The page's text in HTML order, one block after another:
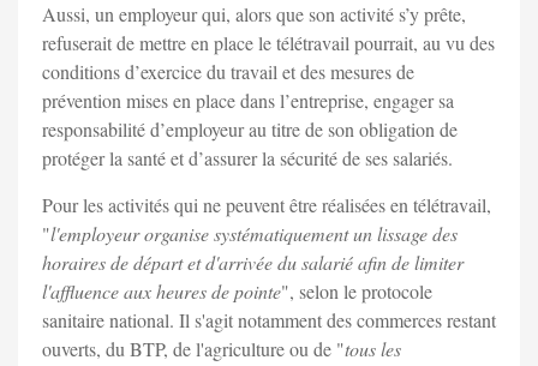
Aussi, un employeur qui, alors que son activité s’y prête,
refuserait de mettre en place le télétravail pourrait, au vu des
conditions d’exercice du travail et des mesures de
prévention mises en place dans l’entreprise, engager sa
responsabilité d’employeur au titre de son obligation de
protéger la santé et d’assurer la sécurité de ses salariés.
Pour les activités qui ne peuvent être réalisées en télétravail,
"l'employeur organise systématiquement un lissage des
horaires de départ et d'arrivée du salarié afin de limiter
l'affluence aux heures de pointe", selon le protocole
sanitaire national. Il s'agit notamment des commerces restant
ouverts, du BTP, de l'agriculture ou de "tous les